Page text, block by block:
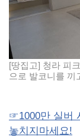
[땅집고] 청라 피
으로 발코니를 끼
☞1000만 실버
놓치지마세요!